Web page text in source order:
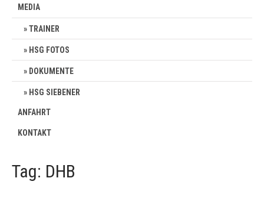
MEDIA
TRAINER
HSG FOTOS
DOKUMENTE
HSG SIEBENER
ANFAHRT
KONTAKT
Tag: DHB